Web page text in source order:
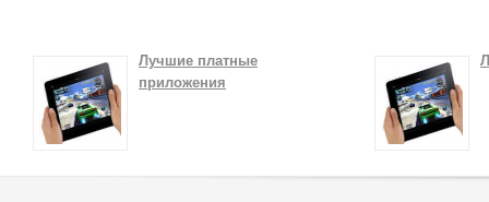
Лучшие платные
приложения